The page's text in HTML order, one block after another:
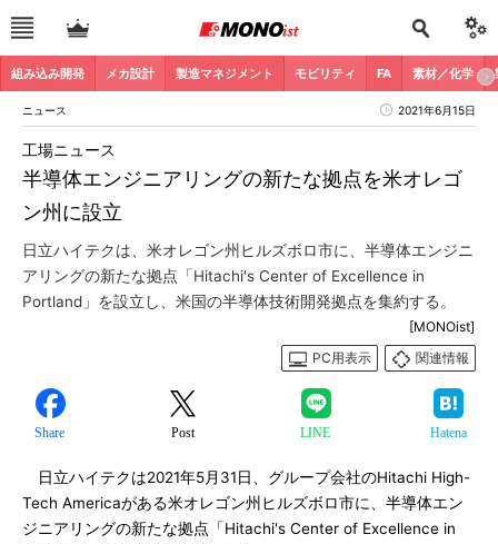
組み込み開発 メカ設計 製造マネジメント モビリティ FA 素材／化学
ニュース 2021年6月15日
半導体エンジニアリングの新たな拠点を米オレゴ
ン州に設立
工場ニュース
日立ハイテクは、米オレゴン州ヒルズボロ市に、半導体エンジニ
アリングの新たな拠点「Hitachi's Center of Excellence in
Portland」を設立し、米国の半導体技術開発拠点を集約する。
[MONOist]
PC用表示
関連情報
Share Post LINE Hatena
日立ハイテクは2021年5月31日、グループ会社のHitachi High-
Tech Americaがある米オレゴン州ヒルズボロ市に、半導体エン
ジニアリングの新たな拠点「Hitachi's Center of Excellence in